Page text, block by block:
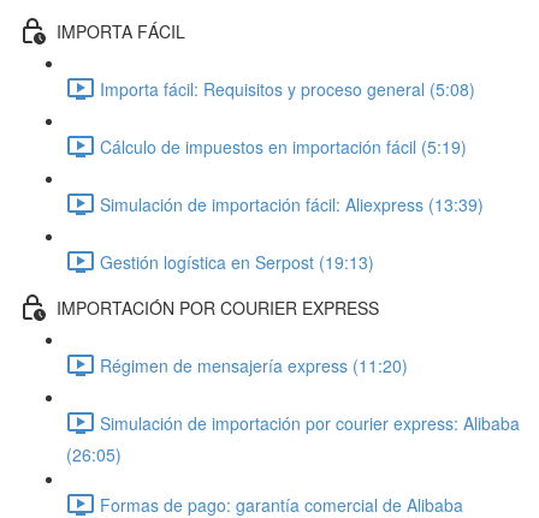
IMPORTA FÁCIL
Importa fácil: Requisitos y proceso general (5:08)
Cálculo de impuestos en importación fácil (5:19)
Simulación de importación fácil: Aliexpress (13:39)
Gestión logística en Serpost (19:13)
IMPORTACIÓN POR COURIER EXPRESS
Régimen de mensajería express (11:20)
Simulación de importación por courier express: Alibaba
(26:05)
Formas de pago: garantía comercial de Alibaba